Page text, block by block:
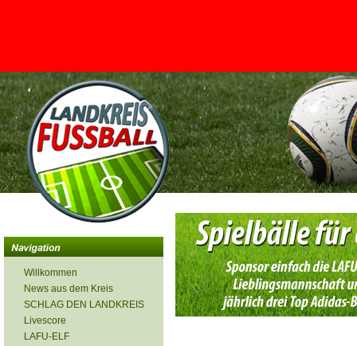
<
Willkommen
News aus dem Kreis
SCHLAG DEN LANDKREIS
Livescore
LAFU-ELF